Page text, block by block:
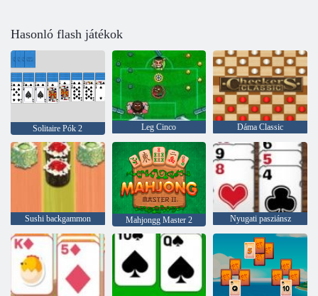
Hasonló flash játékok
Solitaire Pók 2 Leg Cinco Dáma Classic
Sushi backgammon Mahjongg Master 2 Nyugati pasziánsz